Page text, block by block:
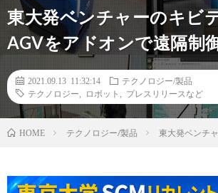
東大発ベンチャーのキビ
AGVをアドオンで遠隔制
2021.09.13 11:32:14
テクノロジー/製品
テクノロジー
ロボット プレスリリースなど
HOME テクノロジー/製品 東大発ベンチ